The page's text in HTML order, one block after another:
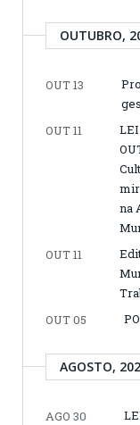
OUTUBRO,
OUT 13
OUT 11
LEI
na
OUT 11
OUT 05
AGOSTO,
AGO 30